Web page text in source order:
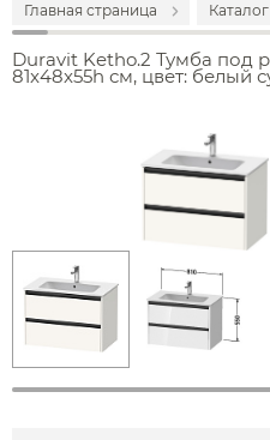
Главная страница Каталог
Duravit Ketho.2 Тумба под
81x48x55h см, цвет: белый